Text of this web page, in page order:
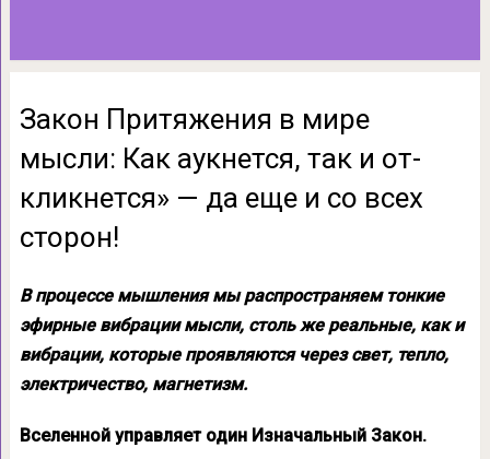
Закон Притяжения в мире
мысли: Как аукнется, так и от­
кликнется» — да еще и со всех
сторон!
В процессе мышления мы распространя­ем тонкие
эфирные вибрации мысли, столь же реальные, как и
вибрации, которые прояв­ляются через свет, тепло,
электричество, маг­нетизм.
Вселенной управляет один Изначальный Закон.